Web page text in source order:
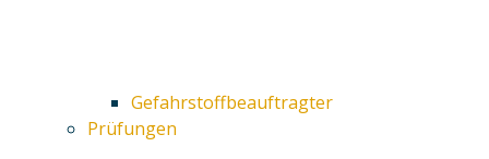
Gefahrstoffbeauftragter
Prüfungen